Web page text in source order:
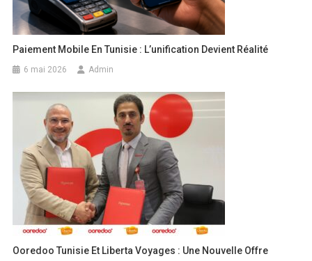
Paiement Mobile En Tunisie : L’unification Devient Réalité
6 mai 2026 Admin
Ooredoo Tunisie Et Liberta Voyages : Une Nouvelle Offre